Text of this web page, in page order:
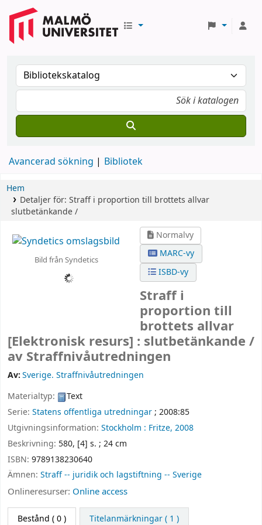
Avancerad sökning Bibliotek
Hem
Detaljer för: Straff i proportion till brottets allvar
slutbetänkande /
Bild från Syndetics
Normalvy
MARC-vy
ISBD-vy
Straff i
proportion till
brottets allvar
[Elektronisk resurs] : slutbetänkande /
av Straffnivåutredningen
Av:Sverige. Straffnivåutredningen
Materialtyp:
Text
Serie: Statens offentliga utredningar; 2008:85
Utgivningsinformation: Stockholm : Fritze, 2008
Beskrivning: 580, [4] s. ; 24 cm
ISBN: 9789138230640
Ämnen: Straff -- juridik och lagstiftning -- Sverige
Onlineresurser: Online access
Bestånd ( 0 ) Titelanmärkningar ( 1 )